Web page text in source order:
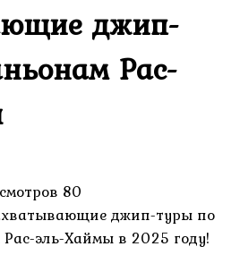
джип-
Рас-
80
джип-туры по
эль-Хаймы в 2025 году!